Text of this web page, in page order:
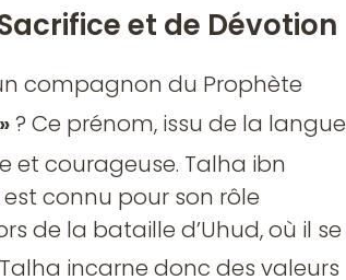
et de Dévotion
compagnon du Prophète
? Ce prénom, issu de la langue
et courageuse. Talha ibn
est connu pour son rôle
de la bataille d’Uhud, où il se